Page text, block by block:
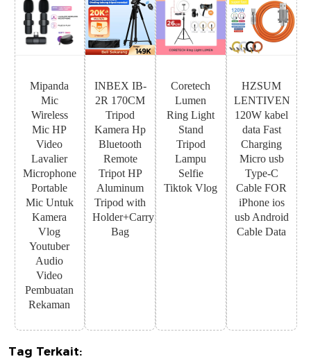
Mipanda
Mic
Wireless
Mic HP
Video
Lavalier
Microphone
Portable
Mic Untuk
Kamera
Vlog
Youtuber
Audio
Video
Pembuatan
Rekaman
INBEX IB-
2R 170CM
Tripod
Kamera Hp
Bluetooth
Remote
Tripot HP
Aluminum
Tripod with
Holder+Carry
Bag
Coretech
Lumen
Ring Light
Stand
Tripod
Lampu
Selfie
Tiktok Vlog
HZSUM
LENTIVEN
120W kabel
data Fast
Charging
Micro usb
Type-C
Cable FOR
iPhone ios
usb Android
Cable Data
Tag Terkait: